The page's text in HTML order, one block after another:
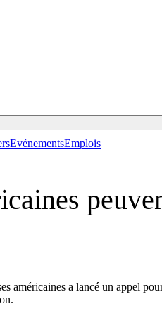
EvénementsEmplois
américaines a lancé un appel